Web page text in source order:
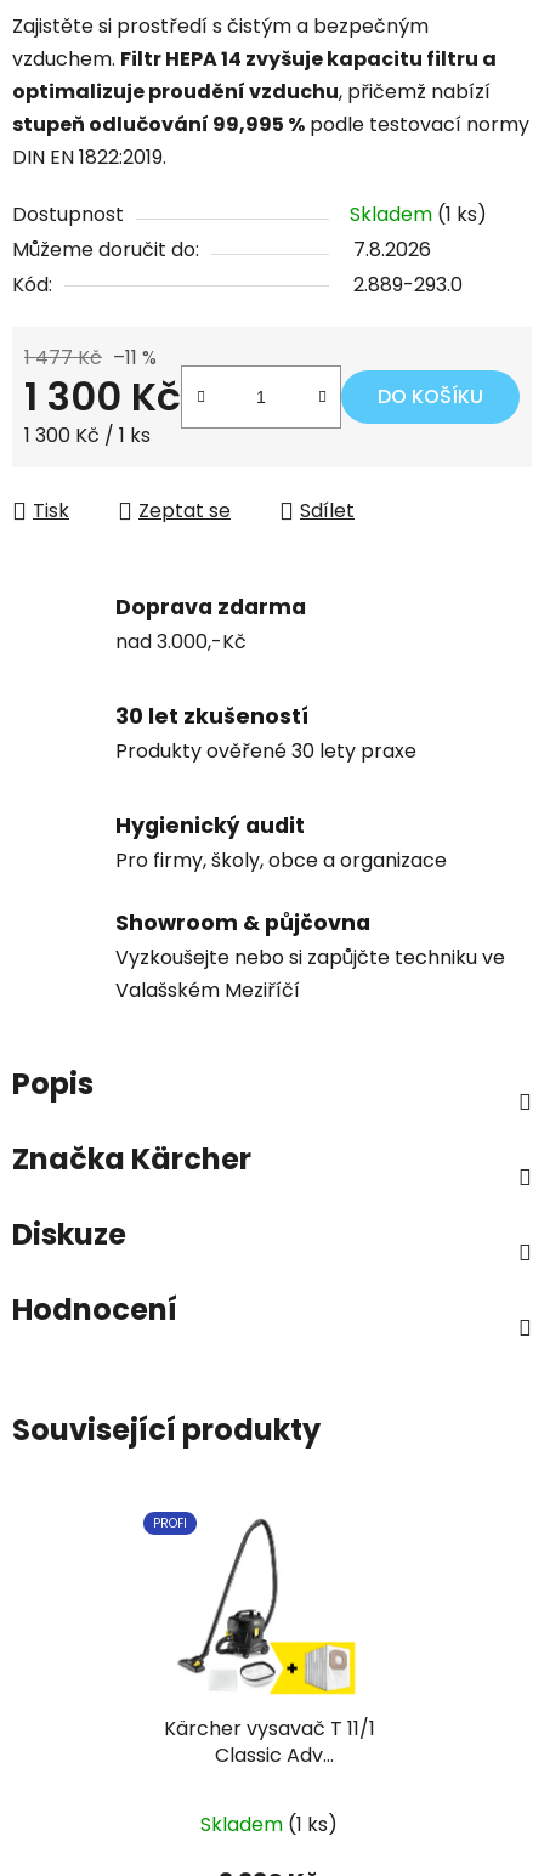
Zajistěte si prostředí s čistým a bezpečným
vzduchem. Filtr HEPA 14 zvyšuje kapacitu filtru a
optimalizuje proudění vzduchu, přičemž nabízí
stupeň odlučování 99,995 % podle testovací normy
DIN EN 1822:2019.
Dostupnost Skladem (1 ks)
Můžeme doručit do:
7.8.2026
Kód:
2.889-293.0
1 477 Kč –11 %
1 300 Kč
Měrná cena:
1 300 Kč / 1 ks
DO KOŠÍKU
Tisk Zeptat se Sdílet
Doprava zdarma
nad 3.000,-Kč
30 let zkušeností
Produkty ověřené 30 lety praxe
Hygienický audit
Pro firmy, školy, obce a organizace
Showroom & půjčovna
Vyzkoušejte nebo si zapůjčte techniku ve
Valašském Meziříčí
Popis
Značka Kärcher
Diskuze
Hodnocení
Související produkty
PROFI
Kärcher vysavač T 11/1
Classic Adv
Skladem (1 ks)